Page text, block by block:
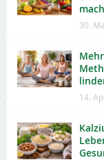
30.
14.